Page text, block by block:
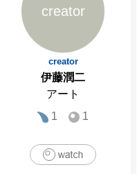
creator
creator
伊藤潤二
アート
1
1